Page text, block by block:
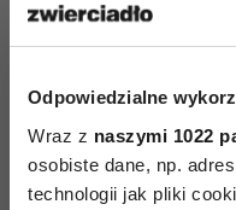
Odpowiedzialne
Wraz z naszymi 1022
osobiste dane, np.
technologii jak pliki
trudno przypomnieć
Pamięć zdarzeń
trudniej dostępna.